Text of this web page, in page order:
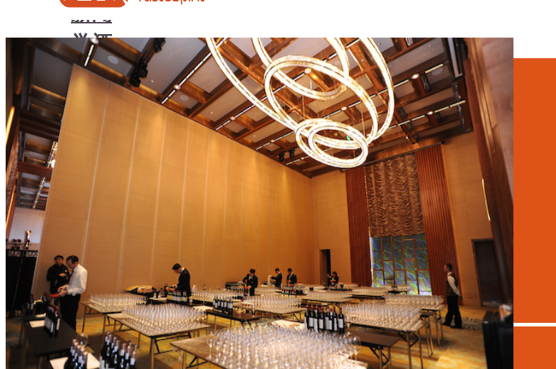
新闻
学酒
基础知识
品种
年份
酒具周边
投资收藏
留学教育
名庄
品鉴专栏
美食
餐厅酒吧指南
知味荐酒
新闻
学酒
基础知识
品种
年份
酒具周边
投资收藏
留学教育
名庄